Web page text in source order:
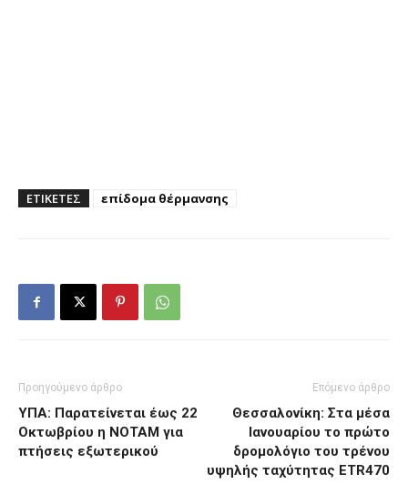
ΕΤΙΚΕΤΕΣ επίδομα θέρμανσης
Προηγούμενο άρθρο
ΥΠΑ: Παρατείνεται έως 22
Οκτωβρίου η NOTAM για
πτήσεις εξωτερικού
Επόμενο άρθρο
Θεσσαλονίκη: Στα μέσα
Ιανουαρίου το πρώτο
δρομολόγιο του τρένου
υψηλής ταχύτητας ETR470